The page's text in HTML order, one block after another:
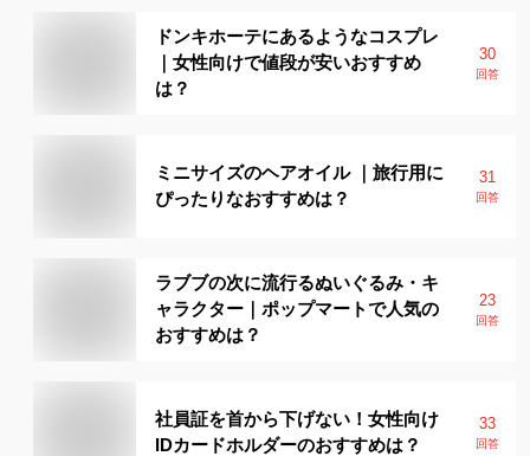
ドンキホーテにあるようなコスプレ
｜女性向けで値段が安いおすすめ
は？
30
回答
ミニサイズのヘアオイル ｜旅行用に
ぴったりなおすすめは？
31
回答
ラブブの次に流行るぬいぐるみ・キ
ャラクター｜ポップマートで人気の
おすすめは？
23
回答
社員証を首から下げない！女性向け
IDカードホルダーのおすすめは？
33
回答